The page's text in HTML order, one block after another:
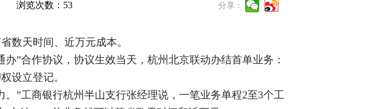
浏览次数： 53 分享：
数天时间、近万元成本。
”合作协议，协议生效当天，杭州北京联动办结首单业务：
设立登记。
”工商银行杭州半山支行张经理说，一笔业务单程2至3个工